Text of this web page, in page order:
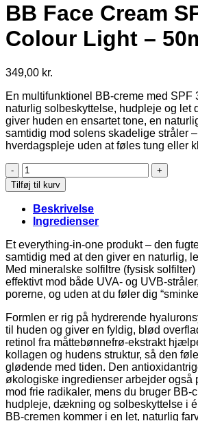
BB Face Cream
Colour Light –
349,00 kr.
En multifunktionel BB-creme med SPF
naturlig solbeskyttelse, hudpleje og let
giver huden en ensartet tone, en
samtidig mod solens skadelige stråler
hverdagspleje uden at føles tung eller
BB
Face
Cream
SPF
30
Colour
Light
-
50ml.
antal
Tilføj til kurv
Beskrivelse
Ingredienser
Et everything-in-one produkt – den
samtidig med at den giver en naturlig,
Med mineralske solfiltre (fysisk solfilter)
effektivt mod både UVA- og UVB-
porerne, og uden at du føler dig
Formlen er rig på hydrerende
til huden og giver en fyldig, blød
retinol fra måttebønnefrø-ekstrakt
kollagen og hudens struktur, så den
glødende med tiden. Den
økologiske ingredienser arbejder også
mod frie radikaler, mens du bruger BB-
hudpleje, dækning og solbeskyttelse i
BB-cremen kommer i en let, naturlig